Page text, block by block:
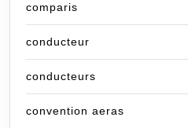
comparis
conducteur
conducteurs
convention aeras